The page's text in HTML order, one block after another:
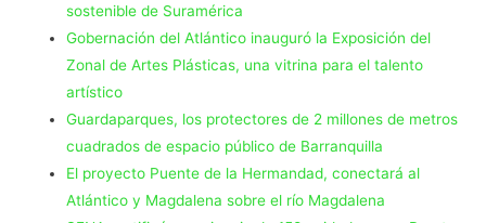
sostenible de Suramérica
Gobernación del Atlántico inauguró la Exposición del
Zonal de Artes Plásticas, una vitrina para el talento
artístico
Guardaparques, los protectores de 2 millones de metros
cuadrados de espacio público de Barranquilla
El proyecto Puente de la Hermandad, conectará al
Atlántico y Magdalena sobre el río Magdalena